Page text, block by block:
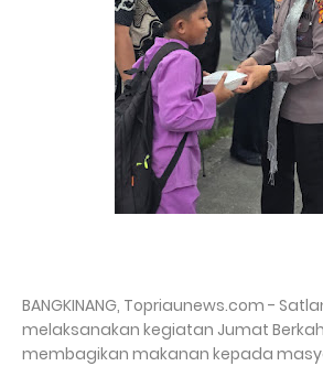
BANGKINANG, Topriaunews.com -
melaksanakan kegiatan Jumat
membagikan makanan kepada